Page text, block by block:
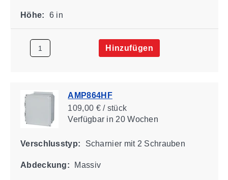
Höhe: 6 in
Hinzufügen
AMP864HF
109,00 € / stück
Verfügbarin 20 Wochen
Verschlusstyp: Scharnier mit 2 Schrauben
Abdeckung: Massiv